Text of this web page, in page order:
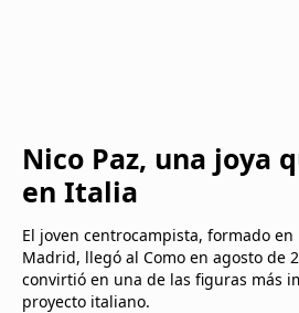
Nico Paz, una joya
en Italia
El joven centrocampista, formado en
Madrid, llegó al Como en agosto de
convirtió en una de las figuras más
proyecto italiano.